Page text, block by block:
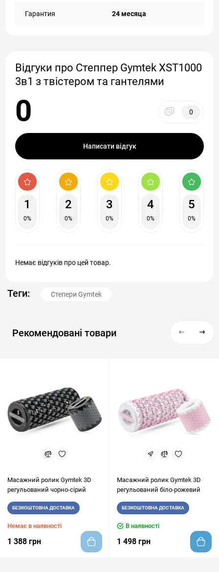
Гарантия 24 месяца
Відгуки про Степпер Gymtek XST1000
3в1 з твістером та гантелями
0 0
Написати відгук
1
0%
2
0%
3
0%
4
0%
5
0%
Немає відгуків про цей товар.
Теги: Степери Gymtek
Рекомендовані товари
Масажний ролик Gymtek 3D
регульований чорно-сірий
БЕЗКОШТОВНА ДОСТАВКА
Немає в наявності
1 388 грн
Масажний ролик Gymtek 3D
регульований біло-рожевий
БЕЗКОШТОВНА ДОСТАВКА
В наявності
1 498 грн